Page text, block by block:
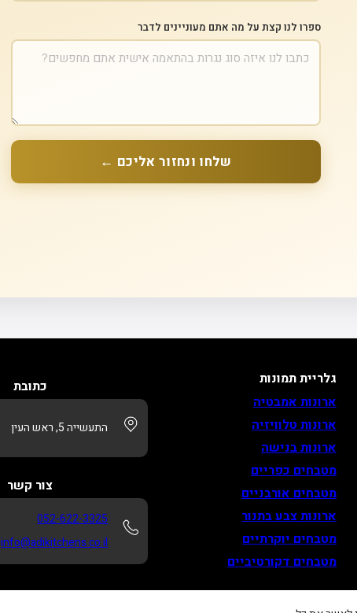
ספרו לנו קצת על מה אתם מעוניינים לדבר
שלחו ונחזור אליכם ←
גלריית תמונות
ארונות אמבטיה
ארונות טלוויזיה
ארונות בנישה
מטבחים כפריים
מטבחים אורבניים
ארונות צבע בתנור
מטבחים יוקרתיים
מטבחים דקורטיביים
כתובת
התעשייה 5, ראש העין
צור קשר
052-622-3325
info@adikitchens.co.il